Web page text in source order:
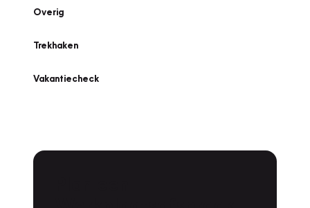
Overig
Trekhaken
Vakantiecheck